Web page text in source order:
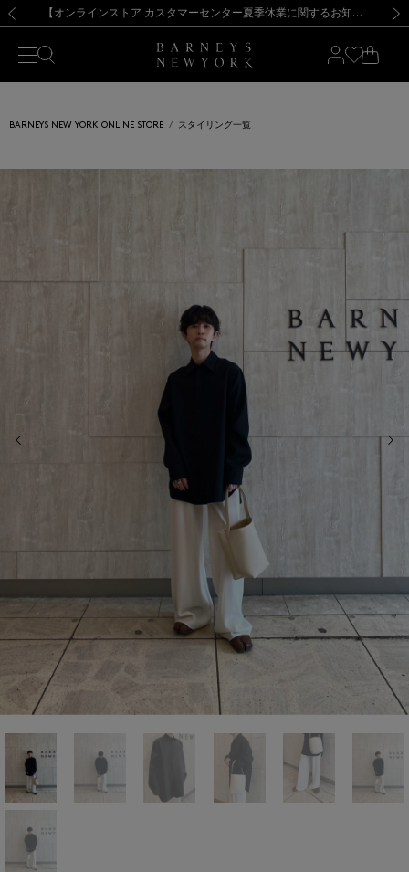
新規登録のお客様も対象！＜MY BARNEYS＞会員のお客様は11,000円（税込）以上のお買上げで常時送料無料！お買い物の際は会員登録を！
【夏季休業に伴う出荷一時停止のお知らせ】(2026.8.7) 【オンラインストア カスタマーセンター夏季休業に関するお知らせ】（2026.8.7）
【夏季休業に伴う返品・交換承り一時停止のお知らせ】（2026.8.5）
熊本県を中心とした地震の影響によるお荷物のお届けについて
【開催中】SUMMER SALEのご案内・ご注意事項 新規登録のお客様も対象！＜MY BARNEYS＞会員のお客様は11,000円（税込）以上のお買上げで常時送料無料！お買い物の際は会員登録を！
【夏季休業に伴う出荷一時停止のお知らせ】(2026.8.7)
BARNEYS NEW YORK ONLINE STORE スタイリング一覧